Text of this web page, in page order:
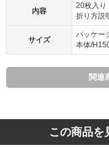
内容
20枚入り
折り方説
サイズ
パッケー
本体/
関連
この商品を